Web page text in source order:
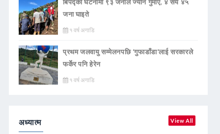
जना घाइते
१ वर्ष अगाडि
प्रथम जलवायु सम्मेलनपछि ‘गुफाडाँडा’लाई सरकारले
फर्केर पनि हेरेन
१ वर्ष अगाडि
अध्यात्म View All